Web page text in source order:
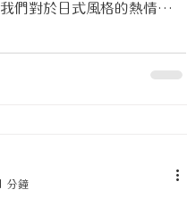
們對於日式風格的熱情，我
分鐘